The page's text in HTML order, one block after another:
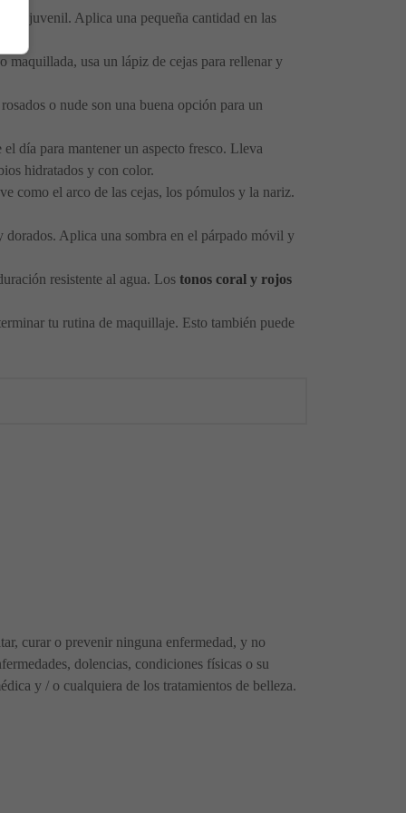
y juvenil. Aplica una pequeña cantidad en las
maquillada, usa un lápiz de cejas para rellenar y
o nude son una buena opción para un
día para mantener un aspecto fresco. Lleva
hidratados y con color.
como el arco de las cejas, los pómulos y la nariz.
dorados. Aplica una sombra en el párpado móvil y
resistente al agua. Los tonos coral y rojos
tu rutina de maquillaje. Esto también puede
curar o prevenir ninguna enfermedad, y no
dolencias, condiciones físicas o su
y / o cualquiera de los tratamientos de belleza.